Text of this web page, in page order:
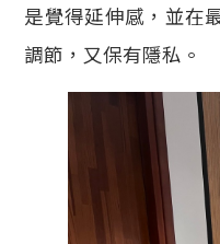
是覺得延伸感，並在
調節，又保有隱私。